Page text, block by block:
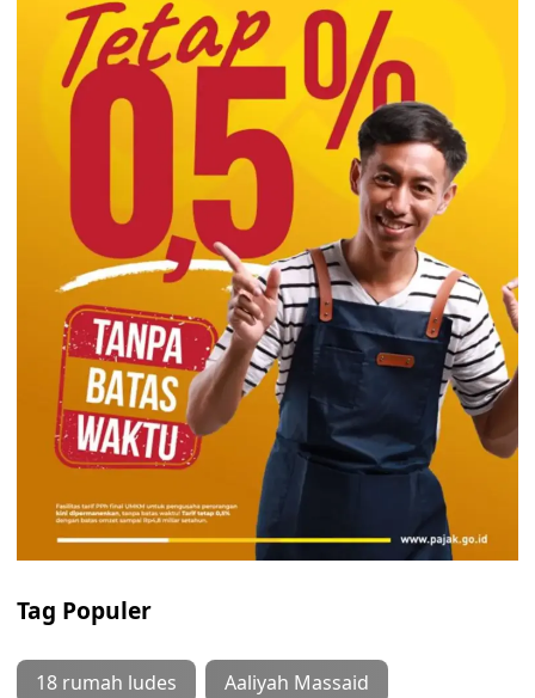
Tag Populer
18 rumah ludes Aaliyah Massaid